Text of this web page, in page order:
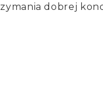
dobrej